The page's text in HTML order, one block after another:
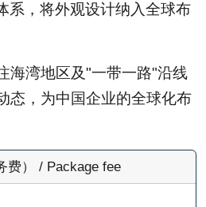
系，将外观设计纳入全球布
海湾地区及"一带一路"沿线
态，为中国企业的全球化布
费） / Package fee